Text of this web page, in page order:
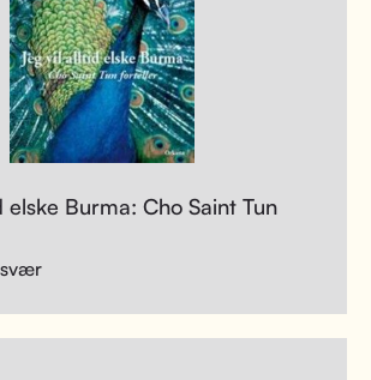
Burma: Cho Saint Tun